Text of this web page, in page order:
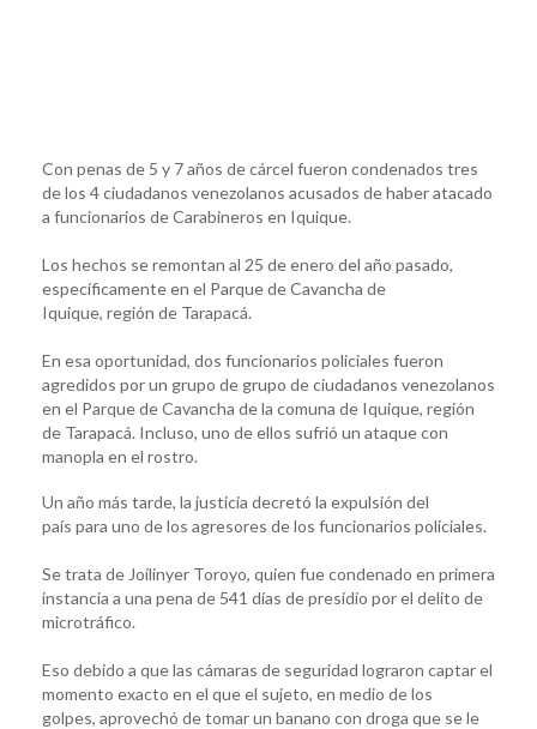
Con penas de 5 y 7 años de cárcel fueron condenados tres
de los 4 ciudadanos venezolanos acusados de haber atacado
a funcionarios de Carabineros en Iquique.
Los hechos se remontan al 25 de enero del año pasado,
específicamente en el Parque de Cavancha de
Iquique, región de Tarapacá.
En esa oportunidad, dos funcionarios policiales fueron
agredidos por un grupo de grupo de ciudadanos venezolanos
en el Parque de Cavancha de la comuna de Iquique, región
de Tarapacá. Incluso, uno de ellos sufrió un ataque con
manopla en el rostro.
Un año más tarde, la justicia decretó la expulsión del
país para uno de los agresores de los funcionarios policiales.
Se trata de Joilinyer Toroyo, quien fue condenado en primera
instancia a una pena de 541 días de presidio por el delito de
microtráfico.
Eso debido a que las cámaras de seguridad lograron captar el
momento exacto en el que el sujeto, en medio de los
golpes, aprovechó de tomar un banano con droga que se le